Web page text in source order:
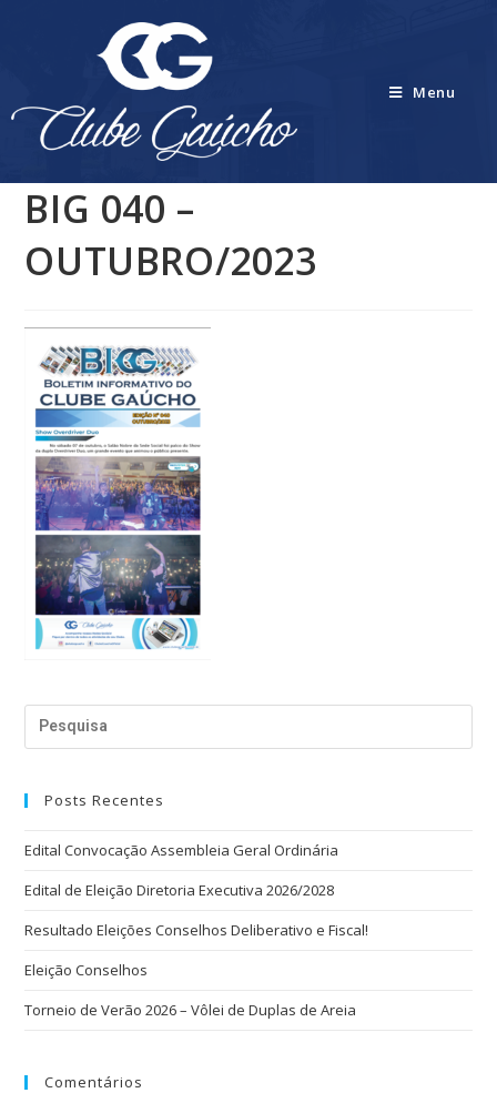
Menu
BIG 040 –
OUTUBRO/2023
Posts Recentes
Edital Convocação Assembleia Geral Ordinária
Edital de Eleição Diretoria Executiva 2026/2028
Resultado Eleições Conselhos Deliberativo e Fiscal!
Eleição Conselhos
Torneio de Verão 2026 – Vôlei de Duplas de Areia
Comentários